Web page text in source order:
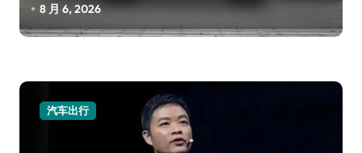
8 月 6, 2026
汽车出行